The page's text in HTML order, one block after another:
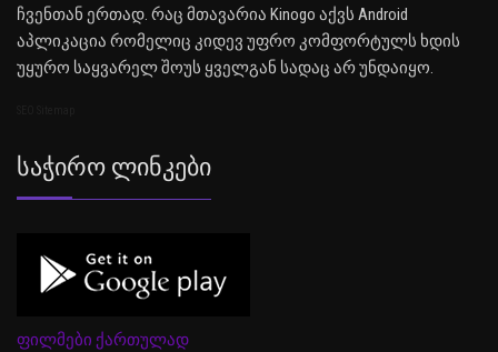
ჩვენთან ერთად. რაც მთავარია Kinogo აქვს Android
აპლიკაცია რომელიც კიდევ უფრო კომფორტულს ხდის
უყურო საყვარელ შოუს ყველგან სადაც არ უნდაიყო.
Საჭირო Ლინკები
ფილმები ქართულად